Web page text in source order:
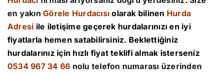
en yakınGörele Hurdacısı olarak bilinen Hurda
Adresi ile iletişime geçerek hurdalarınızı en iyi
fiyatlarla hemen satabilirsiniz. Beklettiğiniz
hurdalarınız için hızlı fiyat teklifi almak isterseniz
0534 967 34 66 nolu telefon numarası üzerinden